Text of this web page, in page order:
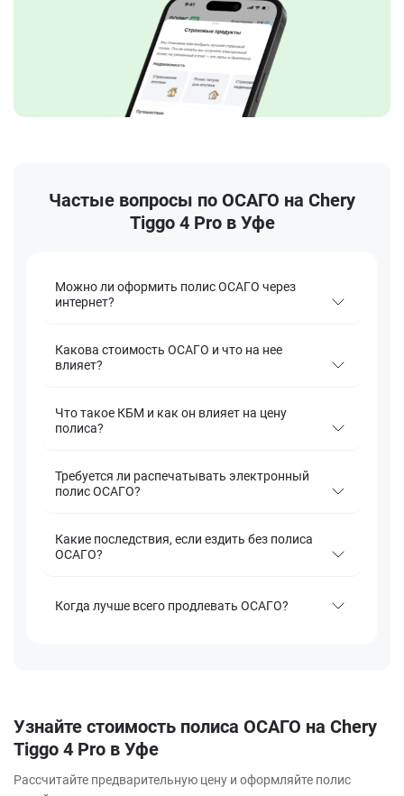
Частые вопросы по ОСАГО на Chery
Tiggo 4 Pro в Уфе
Можно ли оформить полис ОСАГО через
интернет?
Какова стоимость ОСАГО и что на нее
влияет?
Что такое КБМ и как он влияет на цену
полиса?
Требуется ли распечатывать электронный
полис ОСАГО?
Какие последствия, если ездить без полиса
ОСАГО?
Когда лучше всего продлевать ОСАГО?
Узнайте стоимость полиса ОСАГО на Chery
Tiggo 4 Pro в Уфе
Рассчитайте предварительную цену и оформляйте полис